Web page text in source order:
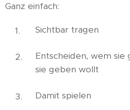
Ganz einfach:
Sichtbar tragen
Entscheiden, wem
sie geben wollt
Damit spielen